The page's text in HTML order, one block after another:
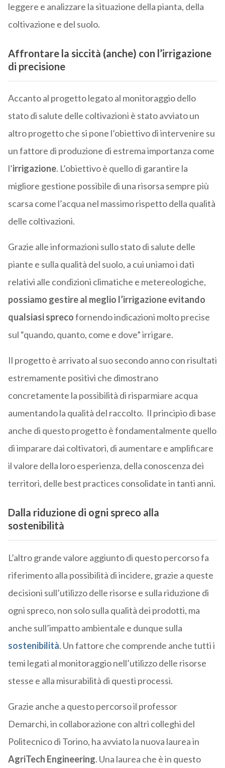
leggere e analizzare la situazione della pianta, della
coltivazione e del suolo.
Affrontare la siccità (anche) con l’irrigazione
di precisione
Accanto al progetto legato al monitoraggio dello
stato di salute delle coltivazioni è stato avviato un
altro progetto che si pone l’obiettivo di intervenire su
un fattore di produzione di estrema importanza come
l’irrigazione. L’obiettivo è quello di garantire la
migliore gestione possibile di una risorsa sempre più
scarsa come l’acqua nel massimo rispetto della qualità
delle coltivazioni.
Grazie alle informazioni sullo stato di salute delle
piante e sulla qualità del suolo, a cui uniamo i dati
relativi alle condizioni climatiche e metereologiche,
possiamo gestire al meglio l’irrigazione evitando
qualsiasi sprecofornendo indicazioni molto precise
sul “quando, quanto, come e dove” irrigare.
Il progetto è arrivato al suo secondo anno con risultati
estremamente positivi che dimostrano
concretamente la possibilità di risparmiare acqua
aumentando la qualità del raccolto. Il principio di base
anche di questo progetto è fondamentalmente quello
di imparare dai coltivatori, di aumentare e amplificare
il valore della loro esperienza, della conoscenza dei
territori, delle best practices consolidate in tanti anni.
Dalla riduzione di ogni spreco alla
sostenibilità
L’altro grande valore aggiunto di questo percorso fa
riferimento alla possibilità di incidere, grazie a queste
decisioni sull’utilizzo delle risorse e sulla riduzione di
ogni spreco, non solo sulla qualità dei prodotti, ma
anche sull’impatto ambientale e dunque sulla
sostenibilità. Un fattore che comprende anche tutti i
temi legati al monitoraggio nell’utilizzo delle risorse
stesse e alla misurabilità di questi processi.
Grazie anche a questo percorso il professor
Demarchi, in collaborazione con altri colleghi del
Politecnico di Torino, ha avviato la nuova laurea in
AgriTech Engineering. Una laurea che è in questo